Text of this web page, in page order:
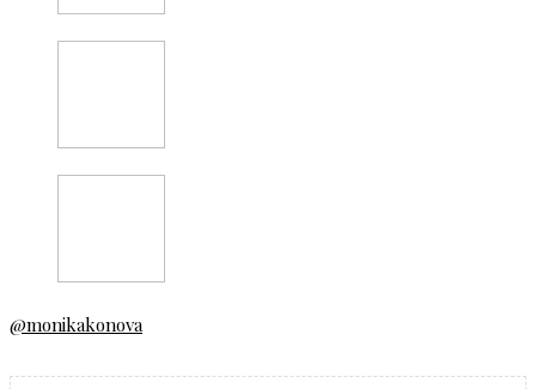
@monikakonova